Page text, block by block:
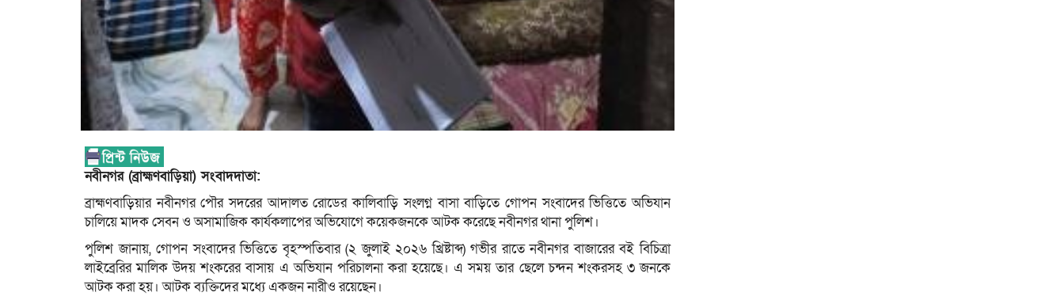
নবীনগর (ব্রাহ্মণবাড়িয়া) সংবাদদাতা:
‎ব্রাহ্মণবাড়িয়ার নবীনগর পৌর সদরের আদালত রোডের কালিবাড়ি সংলগ্ন বাসা বাড়িতে গোপন সংবাদের ভিত্তিতে অভিযান
চালিয়ে মাদক সেবন ও অসামাজিক কার্যকলাপের অভিযোগে কয়েকজনকে আটক করেছে নবীনগর থানা পুলিশ।
‎পুলিশ জানায়, গোপন সংবাদের ভিত্তিতে বৃহস্পতিবার (২ জুলাই ২০২৬ খ্রিষ্টাব্দ) গভীর রাতে নবীনগর বাজারের বই বিচিত্রা
লাইব্রেরির মালিক উদয় শংকরের বাসায় এ অভিযান পরিচালনা করা হয়েছে। এ সময় তার ছেলে চন্দন শংকরসহ ৩ জনকে
আটক করা হয়। আটক ব্যক্তিদের মধ্যে একজন নারীও রয়েছেন।